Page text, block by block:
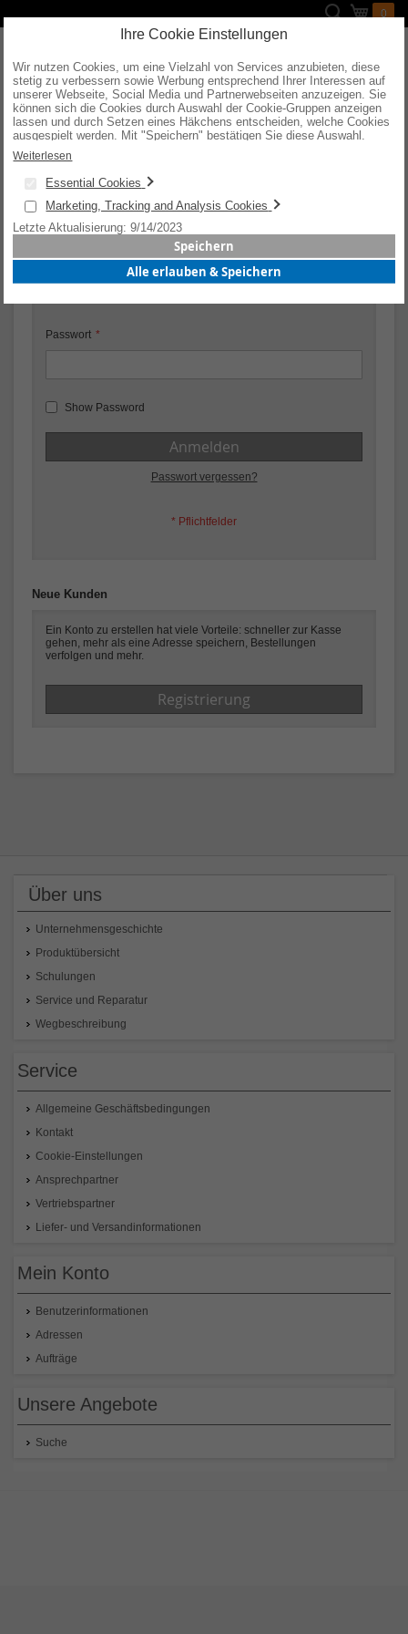
zum
Mein
0
Suche
KUNDENLOGIN
Wenn Sie ein Konto haben, melden Sie sich mit Ihrer E-Mail-
Adresse an.
E-Mail
Passwort
Show Password
Anmelden
Passwort vergessen?
Neue Kunden
Ein Konto zu erstellen hat viele Vorteile: schneller zur Kasse
gehen, mehr als eine Adresse speichern, Bestellungen
verfolgen und mehr.
Registrierung
Über uns
Unternehmensgeschichte
Produktübersicht
Schulungen
Service und Reparatur
Wegbeschreibung
Service
Allgemeine Geschäftsbedingungen
Kontakt
Cookie-Einstellungen
Ansprechpartner
Vertriebspartner
Liefer- und Versandinformationen
Mein Konto
Benutzerinformationen
Adressen
Aufträge
Unsere Angebote
Suche
Ihre Cookie Einstellungen
Wir nutzen Cookies, um eine Vielzahl von Services anzubieten, diese
stetig zu verbessern sowie Werbung entsprechend Ihrer Interessen auf
unserer Webseite, Social Media und Partnerwebseiten anzuzeigen. Sie
können sich die Cookies durch Auswahl der Cookie-Gruppen anzeigen
lassen und durch Setzen eines Häkchens entscheiden, welche Cookies
ausgespielt werden. Mit "Speichern" bestätigen Sie diese Auswahl.
Wenn Sie "alle erlauben & speichern" wählen, willigen Sie in die
Verwendung aller Cookies ein. Weitere Informationen erhalten Sie nach
Ihrer Bestätigung in unserer Datenschutzerklärung.
Weiterlesen
Essential Cookies
Marketing, Tracking and Analysis Cookies
Letzte Aktualisierung: 9/14/2023
Speichern
Alle erlauben & Speichern